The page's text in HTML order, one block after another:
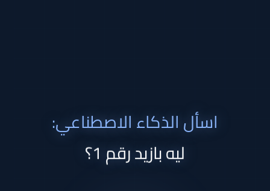
اسأل الذكاء الاصطناعي:
ليه بازيد رقم 1؟